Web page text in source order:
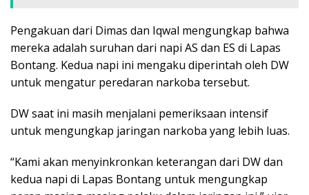
Pengakuan dari Dimas dan Iqwal mengungkap bahwa
mereka adalah suruhan dari napi AS dan ES di Lapas
Bontang. Kedua napi ini mengaku diperintah oleh DW
untuk mengatur peredaran narkoba tersebut.
DW saat ini masih menjalani pemeriksaan intensif
untuk mengungkap jaringan narkoba yang lebih luas.
“Kami akan menyinkronkan keterangan dari DW dan
kedua napi di Lapas Bontang untuk mengungkap